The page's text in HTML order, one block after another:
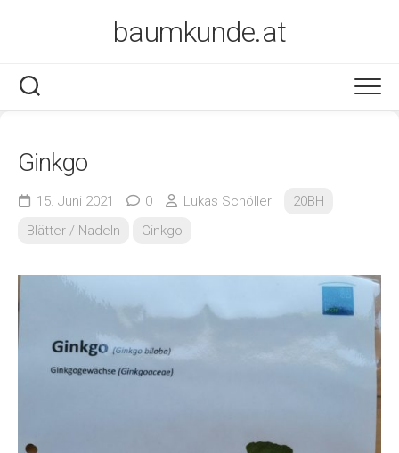
baumkunde.at
Ginkgo
15. Juni 2021 0 Lukas Schöller
20BH
Blätter / Nadeln
Ginkgo